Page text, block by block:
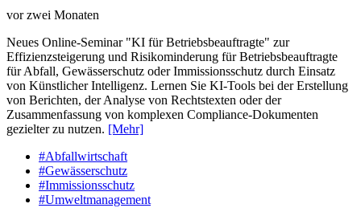
vor zwei Monaten
Neues Online-Seminar "KI für Betriebsbeauftragte" zur
Effizienzsteigerung und Risikominderung für Betriebsbeauftragte
für Abfall, Gewässerschutz oder Immissionsschutz durch Einsatz
von Künstlicher Intelligenz. Lernen Sie KI-Tools bei der Erstellung
von Berichten, der Analyse von Rechtstexten oder der
Zusammenfassung von komplexen Compliance-Dokumenten
gezielter zu nutzen. [Mehr]
#Abfallwirtschaft
#Gewässerschutz
#Immissionsschutz
#Umweltmanagement